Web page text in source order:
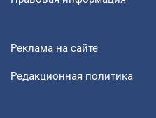
Реклама на сайте
Редакционная политика